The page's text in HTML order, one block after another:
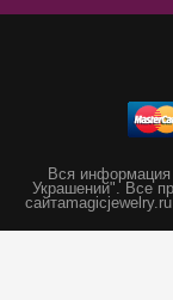
Вся информация
Украшений". Все
сайта